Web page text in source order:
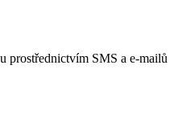
prostřednictvím SMS a e-mailů